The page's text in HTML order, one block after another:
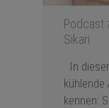
Podcast
Sikari
In
kennen: